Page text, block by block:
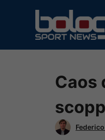
contenuto
Caos